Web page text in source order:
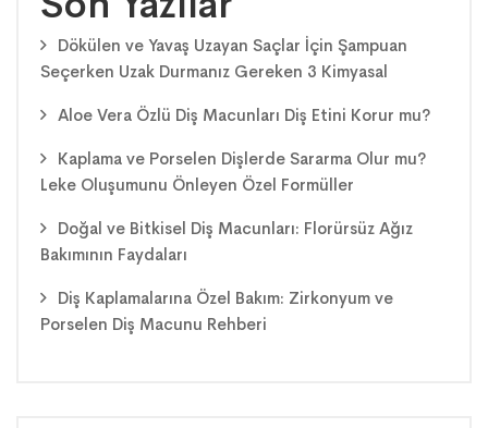
Dökülen ve Yavaş Uzayan Saçlar İçin Şampuan
Seçerken Uzak Durmanız Gereken 3 Kimyasal
Aloe Vera Özlü Diş Macunları Diş Etini Korur mu?
Kaplama ve Porselen Dişlerde Sararma Olur mu?
Leke Oluşumunu Önleyen Özel Formüller
Doğal ve Bitkisel Diş Macunları: Florürsüz Ağız
Bakımının Faydaları
Diş Kaplamalarına Özel Bakım: Zirkonyum ve
Porselen Diş Macunu Rehberi